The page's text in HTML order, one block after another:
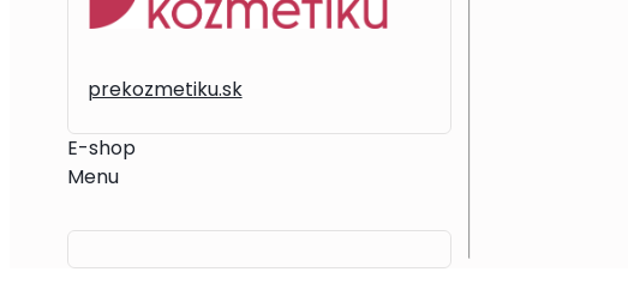
prekozmetiku.sk
E-shop
Menu